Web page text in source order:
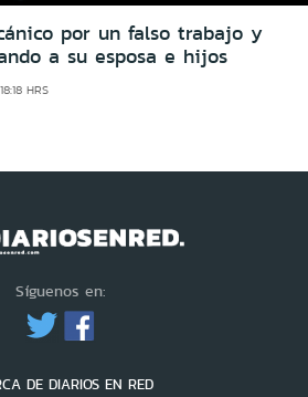
por un falso trabajo y
a su esposa e hijos
HRS
Síguenos en:
DE DIARIOS EN RED